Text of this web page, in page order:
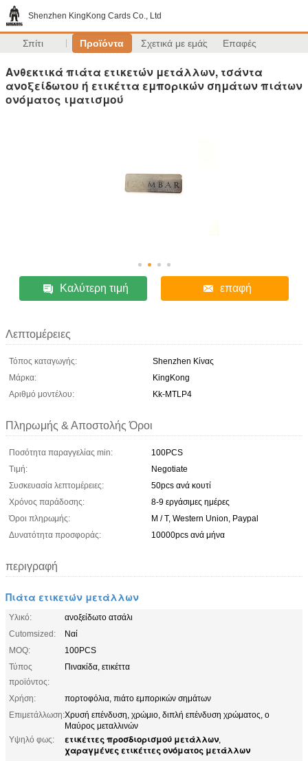
Shenzhen KingKong Cards Co., Ltd
Σπίτι Προϊόντα Σχετικά με εμάς Επαφές
Ανθεκτικά πιάτα ετικετών μετάλλων, τσάντα
ανοξείδωτου ή ετικέττα εμπορικών σημάτων πιάτων
ονόματος ιματισμού
Καλύτερη τιμή επαφή
Λεπτομέρειες
Τόπος καταγωγής:
Shenzhen Κίνας
Μάρκα:
KingKong
Αριθμό μοντέλου:
Kk-MTLP4
Πληρωμής & Αποστολής Όροι
Ποσότητα παραγγελίας min:
100PCS
Τιμή:
Negotiate
Συσκευασία λεπτομέρειες:
50pcs ανά κουτί
Χρόνος παράδοσης:
8-9 εργάσιμες ημέρες
Όροι πληρωμής:
Μ / Τ, Western Union, Paypal
Δυνατότητα προσφοράς:
10000pcs ανά μήνα
περιγραφή
Πιάτα ετικετών μετάλλων
Υλικό:
ανοξείδωτο ατσάλι
Cutomsized:
Ναί
MOQ:
100PCS
Τύπος
προϊόντος:
Πινακίδα, ετικέττα
Χρήση:
πορτοφόλια, πιάτο εμπορικών σημάτων
Επιμετάλλωση:Χρυσή επένδυση, χρώμιο, διπλή επένδυση χρώματος, ο
Μαύρος μεταλλινών
Υψηλό φως:
ετικέττες προσδιορισμού μετάλλων,
χαραγμένες ετικέττες ονόματος μετάλλων